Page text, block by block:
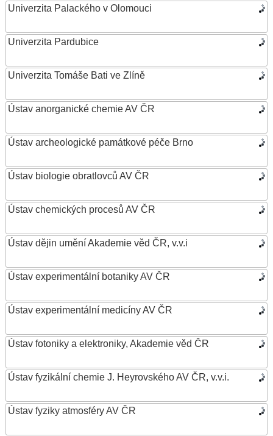
Univerzita Palackého v Olomouci
Univerzita Pardubice
Univerzita Tomáše Bati ve Zlíně
Ústav anorganické chemie AV ČR
Ústav archeologické památkové péče Brno
Ústav biologie obratlovců AV ČR
Ústav chemických procesů AV ČR
Ústav dějin umění Akademie věd ČR, v.v.i
Ústav experimentální botaniky AV ČR
Ústav experimentální medicíny AV ČR
Ústav fotoniky a elektroniky, Akademie věd ČR
Ústav fyzikální chemie J. Heyrovského AV ČR, v.v.i.
Ústav fyziky atmosféry AV ČR